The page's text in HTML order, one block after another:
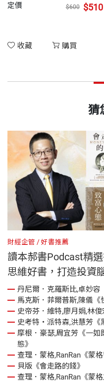
定價 $600 $510
收藏 購買
猜
財經企管 好書推薦
讀本郝書Podcast精
思維好書，打造投資
丹尼爾．克羅斯比,卓妙容
馬克斯．菲爾普斯,陳儀《
史帝芬．維特,廖月娟,林俊
史考特・派特森,洪慧芳《
摩根．豪瑟,周宜芳《一
態》
查理．蒙格,RanRan《蒙格
貝版《會走路的錢》
查理．蒙格,RanRan《蒙格